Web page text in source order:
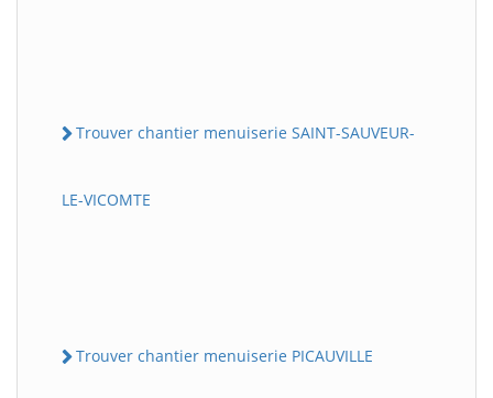
Trouver chantier menuiserie SAINT-SAUVEUR-
LE-VICOMTE
Trouver chantier menuiserie PICAUVILLE